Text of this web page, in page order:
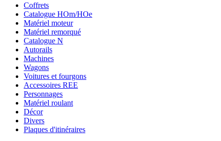
Coffrets
Catalogue HOm/HOe
Matériel moteur
Matériel remorqué
Catalogue N
Autorails
Machines
Wagons
Voitures et fourgons
Accessoires REE
Personnages
Matériel roulant
Décor
Divers
Plaques d'itinéraires